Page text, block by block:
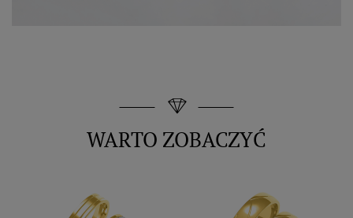
WARTO ZOBACZYĆ